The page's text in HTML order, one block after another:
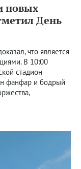
новых
День
что является
В 10:00
стадион
фанфар и бодрый